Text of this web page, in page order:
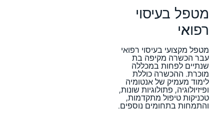
מטפל בעיסוי
רפואי
מטפל מקצועי בעיסוי רפואי
עבר הכשרה מקיפה בת
שנתיים לפחות במכללה
מוכרת. ההכשרה כוללת
לימוד מעמיק של אנטומיה
ופיזיולוגיה, פתולוגיות שונות,
טכניקות טיפול מתקדמות,
והתמחות בתחומים נוספים.